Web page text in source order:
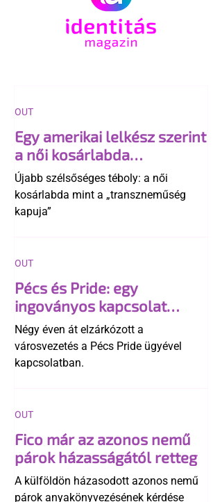
Egy amerikai lelkész szerint
a női kosárlabda
transzneműséghez vezet
Újabb szélsőséges téboly: a női
kosárlabda mint a „transzneműség
kapuja”
OUT
Pécs és Pride: egy
ingoványos kapcsolat
története
Négy éven át elzárkózott a
városvezetés a Pécs Pride ügyével
kapcsolatban.
OUT
Fico már az azonos nemű
párok házasságától retteg
A külföldön házasodott azonos nemű
párok anyakönyvezésének kérdése
OUT